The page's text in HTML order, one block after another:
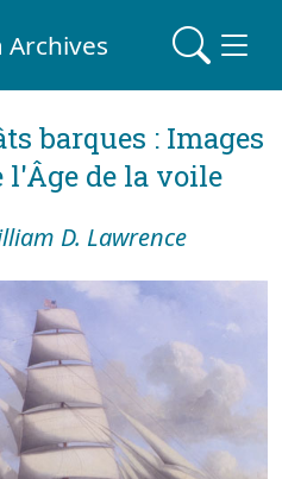
Archives
barques : Images
de la voile
D. Lawrence